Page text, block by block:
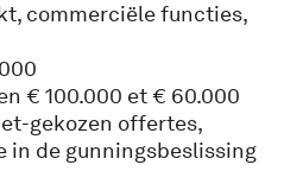
commerciële functies,
€ 100.000 et € 60.000
gekozen offertes,
in de gunningsbeslissing